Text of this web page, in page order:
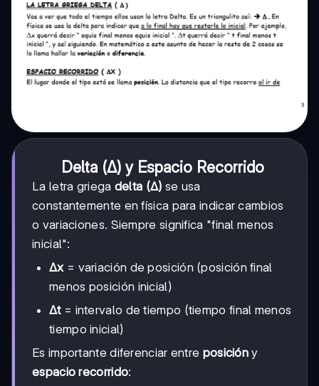
Delta (Δ) y Espacio Recorrido
La letra griega delta (Δ) se usa
constantemente en física para indicar cambios
o variaciones. Siempre significa "final menos
inicial":
Δx= variación de posición (posición final
menos posición inicial)
Δt= intervalo de tiempo (tiempo final menos
tiempo inicial)
Es importante diferenciar entre posición y
espacio recorrido: